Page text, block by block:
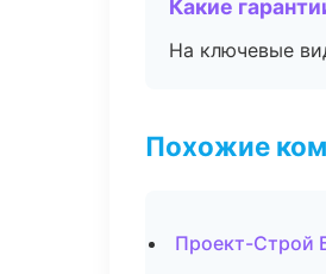
Какие
На ключевые
Похожие
Проект-Строй